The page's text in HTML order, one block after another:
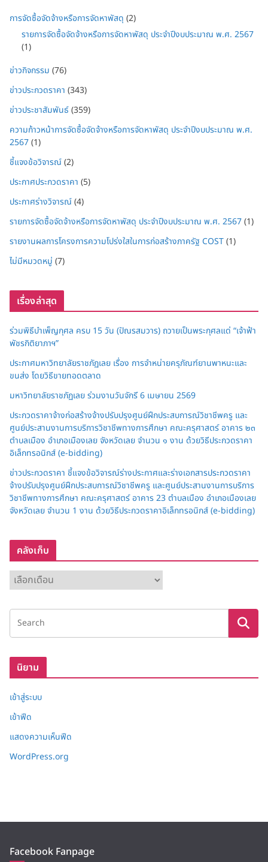
การจัดซื้อจัดจ้างหรือการจัดหาพัสดุ (2)
รายการจัดซื้อจัดจ้างหรือการจัดหาพัสดุ ประจำปีงบประมาณ พ.ศ. 2567
(1)
ข่าวกิจกรรม (76)
ข่าวประกวดราคา (343)
ข่าวประชาสัมพันธ์(359)
ความก้าวหน้าการจัดซื้อจัดจ้างหรือการจัดหาพัสดุ ประจำปีงบประมาณ พ.ศ.
2567(1)
ชี้แจงข้อวิจารณ์(2)
ประกาศประกวดราคา (5)
ประกาศร่างวิจารณ์(4)
รายการจัดซื้อจัดจ้างหรือการจัดหาพัสดุ ประจำปีงบประมาณ พ.ศ. 2567(1)
รายงานผลการโครงการความโปร่งใสในการก่อสร้างภาครัฐ COST(1)
ไม่มีหมวดหมู่ (7)
เรื่องล่าสุด
ร่วมพิธีบำเพ็ญกุศล ครบ 15 วัน (ปัณรสมวาร) ถวายเป็นพระกุศลแด่ “เจ้าฟ้า
พัชรกิติยาภาฯ”
ประกาศมหาวิทยาลัยราชภัฏเลย เรื่อง การจำหน่ายครุภัณฑ์ยานพาหนะและ
ขนส่ง โดยวิธีขายทอดตลาด
มหาวิทยาลัยราชภัฏเลย ร่วมงานวันจักรี 6 เมษายน 2569
ประกวดราคาจ้างก่อสร้างจ้างปรับปรุงศูนย์ฝึกประสบการณ์วิชาชีพครู และ
ศูนย์ประสานงานการบริการวิชาชีพทางการศึกษา คณะครุศาสตร์ อาคาร ๒๓
ตำบลเมือง อำเภอเมืองเลย จังหวัดเลย จำนวน ๑ งาน ด้วยวิธีประกวดราคา
อิเล็กทรอนิกส์ (e-bidding)
ข่าวประกวดราคา ชี้แจงข้อวิจารณ์ร่างประกาศและร่างเอกสารประกวดราคา
จ้างปรับปรุงศูนย์ฝึกประสบการณ์วิชาชีพครู และศูนย์ประสานงานการบริการ
วิชาชีพทางการศึกษา คณะครุศาสตร์ อาคาร 23 ตำบลเมือง อำเภอเมืองเลย
จังหวัดเลย จำนวน 1 งาน ด้วยวิธีประกวดราคาอิเล็กทรอนิกส์ (e-bidding)
คลังเก็บ
ลั
ง
ก็
นิยาม
เข้าสู่ระบบ
เข้าฟีด
แสดงความเห็นฟีด
WordPress.org
Facebook Fanpage